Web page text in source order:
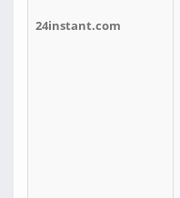
24instant.com